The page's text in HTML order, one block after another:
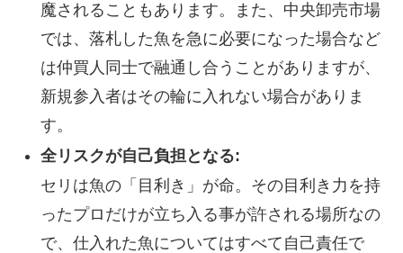
魔されることもあります。また、中央卸売市場
では、落札した魚を急に必要になった場合など
は仲買人同士で融通し合うことがありますが、
新規参入者はその輪に入れない場合がありま
す。
全リスクが自己負担となる:
セリは魚の「目利き」が命。その目利き力を持
ったプロだけが立ち入る事が許される場所なの
で、仕入れた魚についてはすべて自己責任で